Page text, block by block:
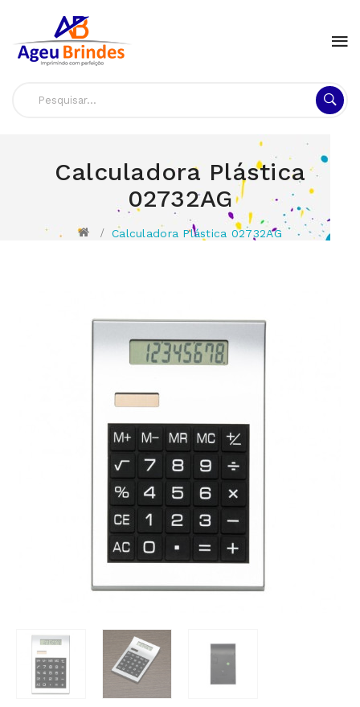
Calculadora Plástica
02732AG
Calculadora Plástica 02732AG